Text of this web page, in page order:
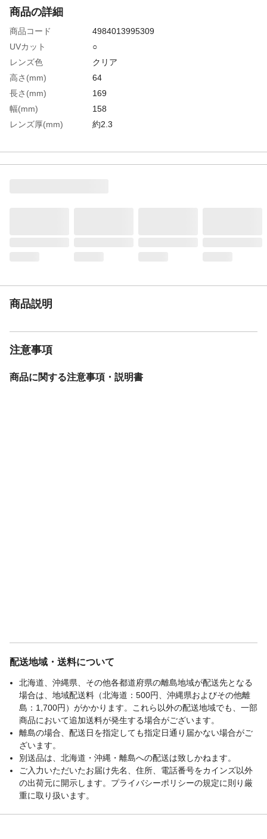
商品の詳細
商品コード
4984013995309
UVカット
○
レンズ色
クリア
高さ(mm)
64
長さ(mm)
169
幅(mm)
158
レンズ厚(mm)
約2.3
生産国
日本
商品説明
注意事項
商品に関する注意事項・説明書
配送地域・送料について
北海道、沖縄県、その他各都道府県の離島地域が配送先となる
場合は、地域配送料（北海道：500円、沖縄県およびその他離
島：1,700円）がかかります。これら以外の配送地域でも、一部
商品において追加送料が発生する場合がございます。
離島の場合、配送日を指定しても指定日通り届かない場合がご
ざいます。
別送品は、北海道・沖縄・離島への配送は致しかねます。
ご入力いただいたお届け先名、住所、電話番号をカインズ以外
の出荷元に開示します。プライバシーポリシーの規定に則り厳
重に取り扱います。